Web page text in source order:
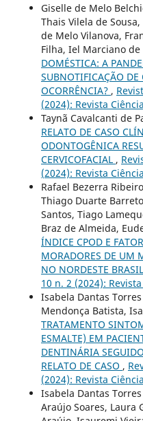
Giselle de Melo
Thais Vilela de
de Melo Vilanova,
Filha, Iel Marciano de
DOMÉSTICA: A
SUBNOTIFICAÇÃO
OCORRÊNCIA? ,
(2024): Revista
Taynã Cavalcanti de
RELATO DE CASO
ODONTOGÊNICA
CERVICOFACIAL ,
(2024): Revista
Rafael Bezerra
Thiago Duarte
Santos, Tiago
Braz de Almeida,
ÍNDICE CPOD E
MORADORES DE UM
NO NORDESTE
10 n. 2 (2024):
Isabela Dantas
Mendonça Batista,
TRATAMENTO
ESMALTE) EM
DENTINÁRIA
RELATO DE CASO ,
(2024): Revista
Isabela Dantas
Araújo Soares, Laura